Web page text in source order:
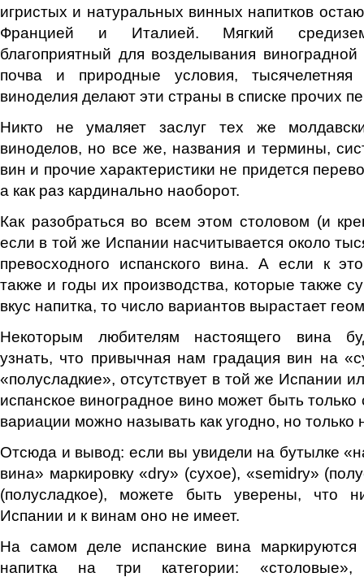
игристых и натуральных винных напитков
Францией и Италией. Мягкий
благоприятный для возделывания
почва и природные условия, тысячелетняя
виноделия делают эти страны в списке прочих
Никто не умаляет заслуг тех же
виноделов, но все же, названия и термины,
вин и прочие характеристики не придется
а как раз кардинально наоборот.
Как разобраться во всем этом столовом (и
если в той же Испании насчитывается около
превосходного испанского вина. А если к
также и годы их производства, которые также
вкус напитка, то число вариантов вырастает
Некоторым любителям настоящего вина
узнать, что привычная нам градация вин на
«полусладкие», отсутствует в той же Испании
испанское виноградное вино может быть
вариации можно называть как угодно, но только
Отсюда и вывод: если вы увидели на бутылке
вина» маркировку «dry» (сухое), «semidry»
(полусладкое), можете быть уверены, что
Испании и к винам оно не имеет.
На самом деле испанские вина маркируются
напитка на три категории: